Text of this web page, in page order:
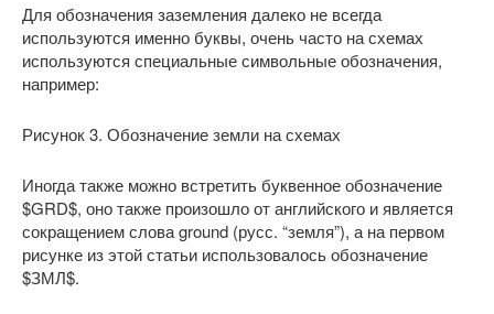
Для обозначения заземления далеко не всегда
используются именно буквы, очень часто на схемах
используются специальные символьные обозначения,
например:
Рисунок 3. Обозначение земли на схемах
Иногда также можно встретить буквенное обозначение
$GRD$, оно также произошло от английского и является
сокращением слова ground (русс. “земля”), а на первом
рисунке из этой статьи использовалось обозначение
$ЗМЛ$.